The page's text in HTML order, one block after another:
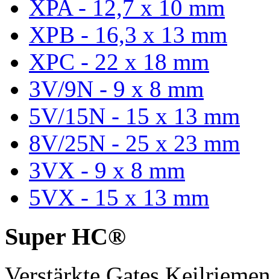
XPA - 12,7 x 10 mm
XPB - 16,3 x 13 mm
XPC - 22 x 18 mm
3V/9N - 9 x 8 mm
5V/15N - 15 x 13 mm
8V/25N - 25 x 23 mm
3VX - 9 x 8 mm
5VX - 15 x 13 mm
Super HC®